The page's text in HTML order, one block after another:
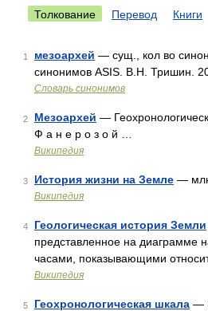
Толкование Перевод Книги
1 мезоархей — сущ., кол во
синонимов ASIS. В.Н. Тришин.
Словарь синонимов
2 Мезоархей —
Ф а н е р о з о й …
Википедия
3 История жизни на Земле —
Википедия
4 Геологическая история Земли
представленное на диаграмме
часами, показывающими
Википедия
5 Геохронологическая шкала —